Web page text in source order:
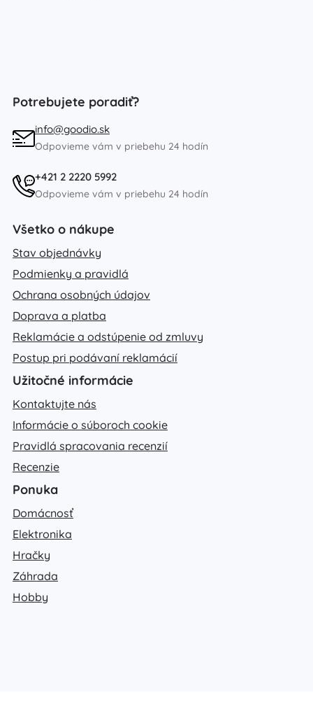
Potrebujete poradiť?
info@goodio.sk
Odpovieme vám v priebehu 24 hodín
+421 2 2220 5992
Odpovieme vám v priebehu 24 hodín
Všetko o nákupe
Stav objednávky
Podmienky a pravidlá
Ochrana osobných údajov
Doprava a platba
Reklamácie a odstúpenie od zmluvy
Postup pri podávaní reklamácií
Užitočné informácie
Kontaktujte nás
Informácie o súboroch cookie
Pravidlá spracovania recenzií
Recenzie
Ponuka
Domácnosť
Elektronika
Hračky
Záhrada
Hobby